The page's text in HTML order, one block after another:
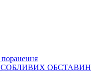
поранення
ОБСТАВИН